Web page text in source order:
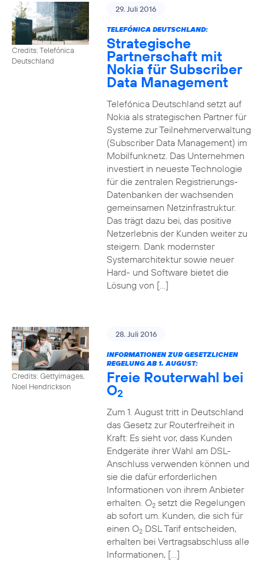
Credits: Telefónica
Deutschland
29. Juli 2016
TELEFÓNICA DEUTSCHLAND:
Strategische
Partnerschaft mit
Nokia für Subscriber
Data Management
Telefónica Deutschland setzt auf
Nokia als strategischen Partner für
Systeme zur Teilnehmerverwaltung
(Subscriber Data Management) im
Mobilfunknetz. Das Unternehmen
investiert in neueste Technologie
für die zentralen Registrierungs-
Datenbanken der wachsenden
gemeinsamen Netzinfrastruktur.
Das trägt dazu bei, das positive
Netzerlebnis der Kunden weiter zu
steigern. Dank modernster
Systemarchitektur sowie neuer
Hard- und Software bietet die
Lösung von […]
Credits: Gettyimages,
Noel Hendrickson
28. Juli 2016
INFORMATIONEN ZUR GESETZLICHEN
REGELUNG AB 1. AUGUST:
Freie Routerwahl bei
O2
Zum 1. August tritt in Deutschland
das Gesetz zur Routerfreiheit in
Kraft: Es sieht vor, dass Kunden
Endgeräte ihrer Wahl am DSL-
Anschluss verwenden können und
sie die dafür erforderlichen
Informationen von ihrem Anbieter
erhalten. O2setzt die Regelungen
ab sofort um. Kunden, die sich für
einen O2DSL Tarif entscheiden,
erhalten bei Vertragsabschluss alle
Informationen, […]